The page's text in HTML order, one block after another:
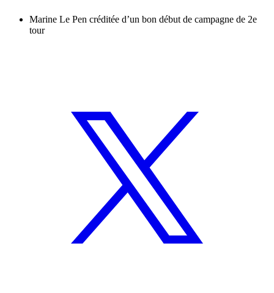
Marine Le Pen créditée d’un bon début de campagne de 2e
tour